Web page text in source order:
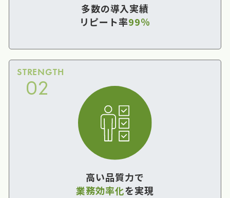
多数の導入実績
リピート率99％
STRENGTH
02
高い品質力で
業務効率化を実現